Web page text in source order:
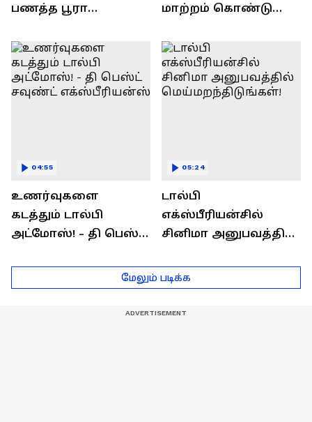
பணத்த பூரா
எப்படினு
தெரிஞ்சுக்கணுமா?
மாற்றம் கொண்டு
PC"
உணர்வுகளை
கடத்தும் டால்பி
அட்மோஸ்! - தி பெஸ்ட்
எக்ஸ்பீரியன்ஸ்
04:55
டால்பி
எக்ஸ்பீரியன்சில்
சினிமா அனுபவத்தில்
05:24
மேலும் படிக்க